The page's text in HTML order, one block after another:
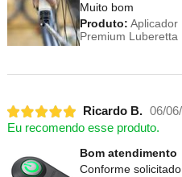
Muito bom
Produto: Aplicador
Premium Luberetta
Ricardo B. 06/
Eu recomendo esse produto.
Bom atendimento
Conforme solicitado